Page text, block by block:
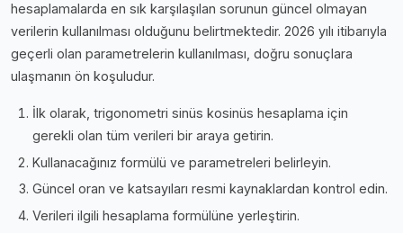
hesaplamalarda en sık karşılaşılan sorunun güncel olmayan
verilerin kullanılması olduğunu belirtmektedir. 2026 yılı itibarıyla
geçerli olan parametrelerin kullanılması, doğru sonuçlara
ulaşmanın ön koşuludur.
İlk olarak, trigonometri sinüs kosinüs hesaplama için
gerekli olan tüm verileri bir araya getirin.
Kullanacağınız formülü ve parametreleri belirleyin.
Güncel oran ve katsayıları resmi kaynaklardan kontrol edin.
Verileri ilgili hesaplama formülüne yerleştirin.